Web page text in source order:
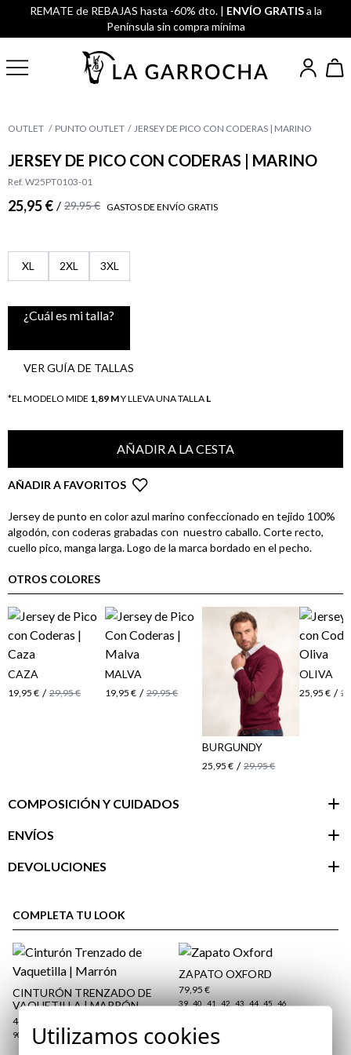
REMATE de REBAJAS hasta -60% dto. | ENVÍO GRATISa la
Península sin compra mínima
OUTLET PUNTO OUTLET JERSEY DE PICO CON CODERAS | MARINO
JERSEY DE PICO CON CODERAS | MARINO
Ref. W25PT0103-01
25,95 € / 29,95 € GASTOS DE ENVÍO GRATIS
XL 2XL 3XL
¿Cuál es mi talla?
VER GUÍA DE TALLAS
*EL MODELO MIDE 1,89 MY LLEVA UNA TALLA L
AÑADIR A LA CESTA
AÑADIR A FAVORITOS
Jersey de punto en color azul marino confeccionado en tejido 100%
algodón, con coderas grabadas con nuestro caballo. Corte recto,
cuello pico, manga larga. Logo de la marca bordado en el pecho.
OTROS COLORES
CAZA
19,95 € / 29,95 €
MALVA
19,95 € / 29,95 €
BURGUNDY
25,95 € / 29,95 €
OLIVA
25,95 € /
COMPOSICIÓN Y CUIDADOS
ENVÍOS
DEVOLUCIONES
cliente
COMPLETA TU LOOK
CINTURÓN TRENZADO DE
VAQUETILLA | MARRÓN
44,95 €
90 100 105 110
ZAPATO OXFORD
79,95 €
39 40 41 42 43 44 45 46
Utilizamos cookies